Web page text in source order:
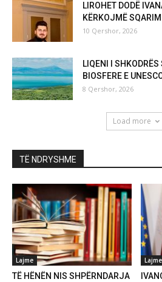
LIROHET DODË
KËRKOJMË
10 Qershor, 2026
LIQENI I
BIOSFERE E
8 Qershor, 2026
Load more
TË NDRYSHME
Lajme
TË HËNËN NIS SHPËRNDARJA
Lajme